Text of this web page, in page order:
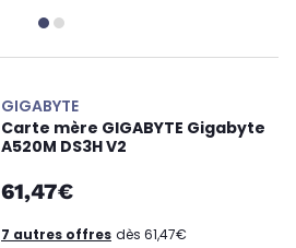
GIGABYTE
Carte mère GIGABYTE Gigabyte
A520M DS3H V2
61,47€
7 autres offres dès 61,47€